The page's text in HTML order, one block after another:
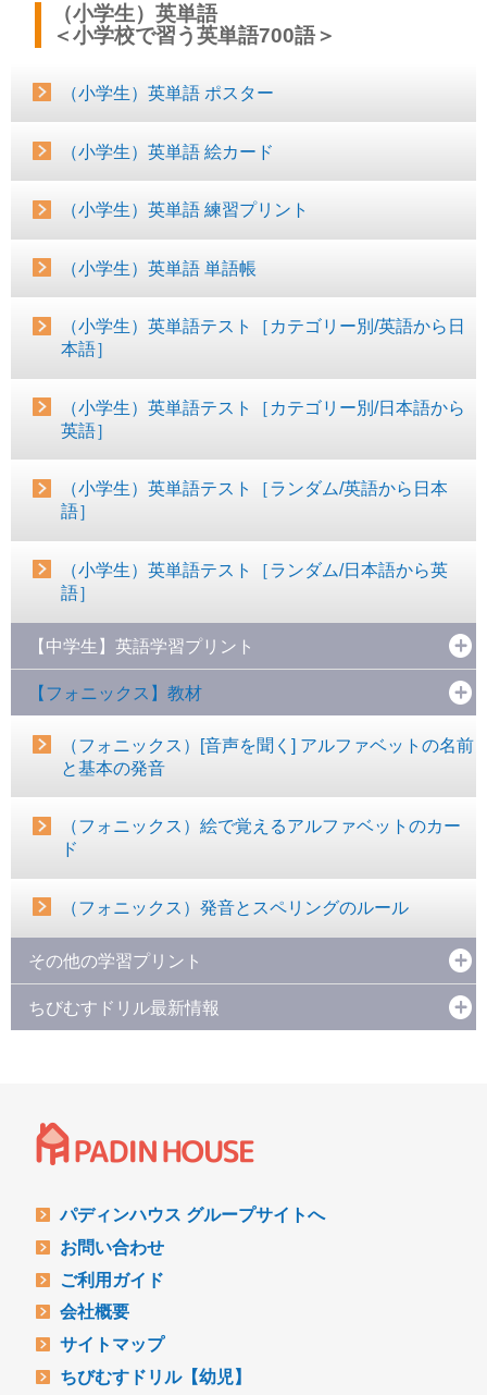
（小学生）英単語
＜小学校で習う英単語700語＞
（小学生）英単語 ポスター
（小学生）英単語 絵カード
（小学生）英単語 練習プリント
（小学生）英単語 単語帳
（小学生）英単語テスト［カテゴリー別/英語から日
本語］
（小学生）英単語テスト［カテゴリー別/日本語から
英語］
（小学生）英単語テスト［ランダム/英語から日本
語］
（小学生）英単語テスト［ランダム/日本語から英
語］
【中学生】英語学習プリント
【フォニックス】教材
（フォニックス）[音声を聞く] アルファベットの名前
と基本の発音
（フォニックス）絵で覚えるアルファベットのカー
ド
（フォニックス）発音とスペリングのルール
その他の学習プリント
ちびむすドリル最新情報
パディンハウス グループサイトへ
お問い合わせ
ご利用ガイド
会社概要
サイトマップ
ちびむすドリル【幼児】